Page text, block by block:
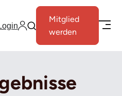
Mitglied
werden